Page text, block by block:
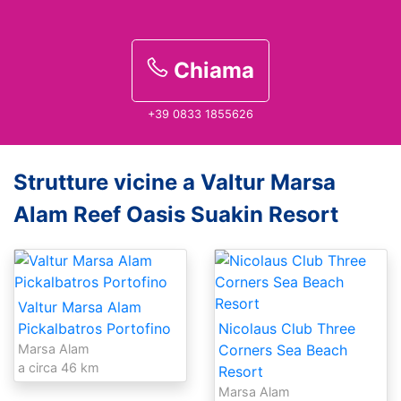
Chiama
+39 0833 1855626
Strutture vicine a Valtur Marsa
Alam Reef Oasis Suakin Resort
Valtur Marsa Alam
Pickalbatros Portofino
Marsa Alam
a circa 46 km
Nicolaus Club Three
Corners Sea Beach
Resort
Marsa Alam